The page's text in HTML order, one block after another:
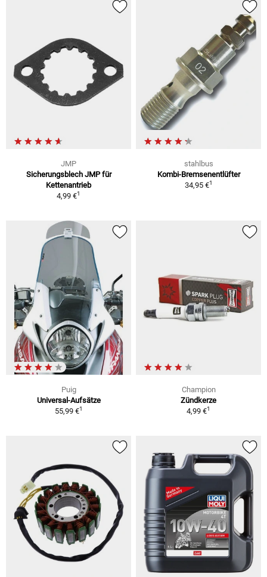
JMP
Sicherungsblech JMP für
Kettenantrieb
4,99 €1
stahlbus
Kombi-Bremsenentlüfter
34,95 €1
Puig
Universal-Aufsätze
55,99 €1
Champion
Zündkerze
4,99 €1